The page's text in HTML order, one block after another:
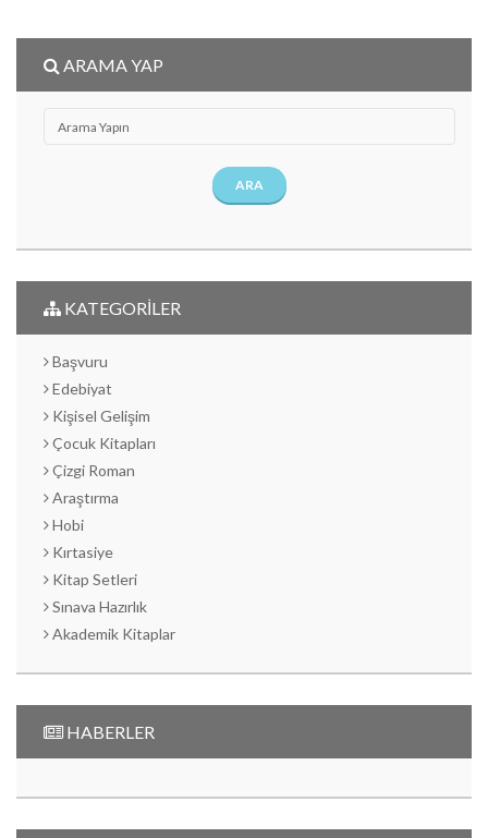
ARAMA YAP
ARA
KATEGORİLER
Başvuru
Edebiyat
Kişisel Gelişim
Çocuk Kitapları
Çizgi Roman
Araştırma
Hobi
Kırtasiye
Kitap Setleri
Sınava Hazırlık
Akademik Kitaplar
HABERLER